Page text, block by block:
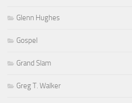
Glenn Hughes
Gospel
Grand Slam
Greg T. Walker